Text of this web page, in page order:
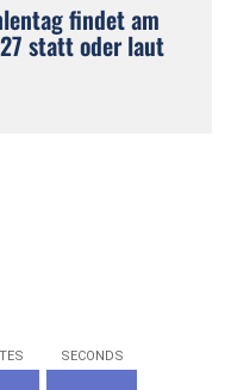
findet am
statt oder laut
SECONDS